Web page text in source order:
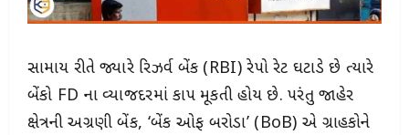
સામાન્ય રીતે જ્યારે રિઝર્વ બેંક (RBI) રેપો રેટ ઘટાડે છે ત્યારે
બેંકો FD ના વ્યાજદરમાં કાપ મૂકતી હોય છે. પરંતુ જાહેર
ક્ષેત્રની અગ્રણી બેંક, ‘બેંક ઓફ બરોડા’ (BoB) એ ગ્રાહકોને